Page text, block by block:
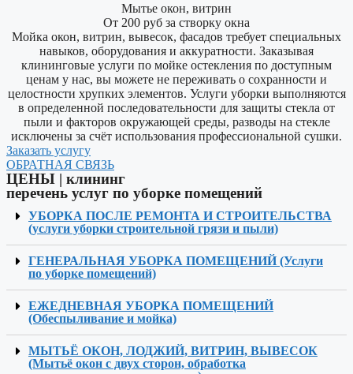
Мытье окон, витрин
От 200 руб за створку окна
Мойка окон, витрин, вывесок, фасадов требует специальных
навыков, оборудования и аккуратности. Заказывая
клининговые услуги по мойке остекления по доступным
ценам у нас, вы можете не переживать о сохранности и
целостности хрупких элементов. Услуги уборки выполняются
в определенной последовательности для защиты стекла от
пыли и факторов окружающей среды, разводы на стекле
исключены за счëт использования профессиональной сушки.
Заказать услугу
ОБРАТНАЯ СВЯЗЬ
ЦЕНЫ​ | клининг
перечень услуг по уборке помещений
УБОРКА ПОСЛЕ РЕМОНТА И СТРОИТЕЛЬСТВА
(услуги уборки строительной грязи и пыли)
ГЕНЕРАЛЬНАЯ УБОРКА ПОМЕЩЕНИЙ (Услуги
по уборке помещений)
ЕЖЕДНЕВНАЯ УБОРКА ПОМЕЩЕНИЙ
(Обеспыливание и мойка)
МЫТЬЁ ОКОН, ЛОДЖИЙ, ВИТРИН, ВЫВЕСОК
(Мытьё окон с двух сторон, обработка